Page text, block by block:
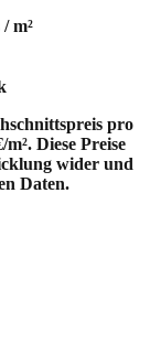
m²
pro
Diese Preise
wider und
Daten.